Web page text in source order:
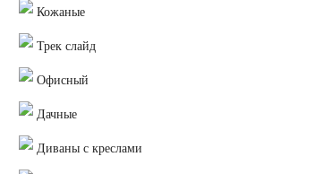
Кожаные
Трек слайд
Офисный
Дачные
Диваны с креслами